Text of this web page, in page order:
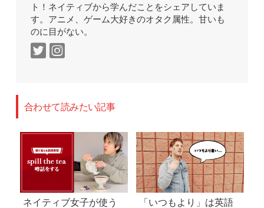
ト！ネイティブから学んだことをシェアしていま
す。アニメ、ゲーム大好きのオタク属性。甘いも
のに目がない。
合わせて読みたい記事
ネイティブ女子が使う
「いつもより」は英語